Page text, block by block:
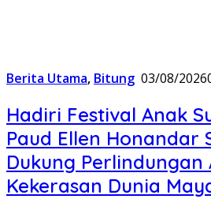
Berita Utama, Bitung 03/08/2026
Hadiri Festival Anak
Paud Ellen Honandar
Dukung Perlindungan
Kekerasan Dunia